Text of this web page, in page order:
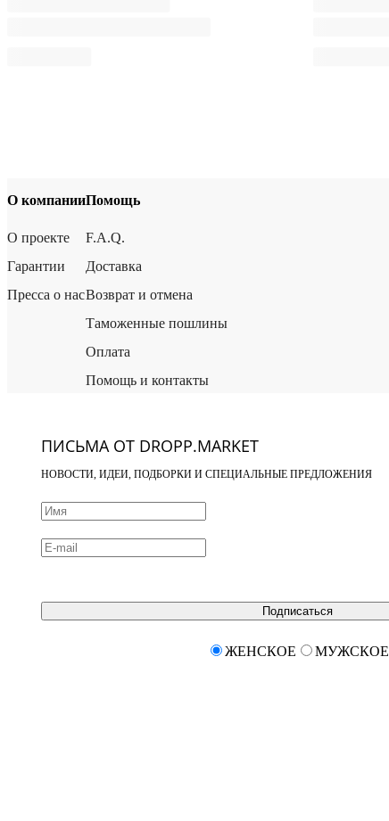
О компании
О проекте
Гарантии
Пресса о нас
Помощь
F.A.Q.
Доставка
Возврат и отмена
Таможенные пошлины
Оплата
Помощь и контакты
ПИСЬМА ОТ DROPP.MARKET
НОВОСТИ, ИДЕИ, ПОДБОРКИ И СПЕЦИАЛЬНЫЕ ПРЕДЛОЖЕНИЯ
Подписаться
ЖЕНСКОЕ МУЖСКОЕ